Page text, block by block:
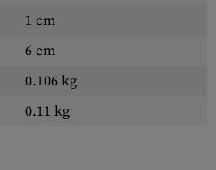
1 cm
6 cm
0.106 kg
0.11 kg